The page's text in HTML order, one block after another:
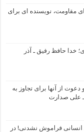
مقاومت، نویسنده ای برای
خدا حافظ رفیق ـ آذر
از آنها برای تجاوز به
علی صدارت
۱ـ در یاد بود انسانی فراموش نشدنی! در